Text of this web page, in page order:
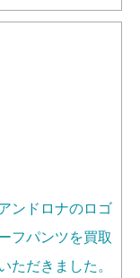
ンドロナのロゴ
フパンツを買取
ただきました。